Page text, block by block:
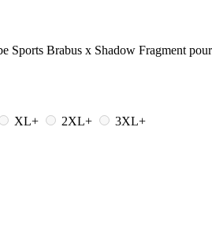
Sports Brabus x Shadow Fragment
XL+ 2XL+
3XL+